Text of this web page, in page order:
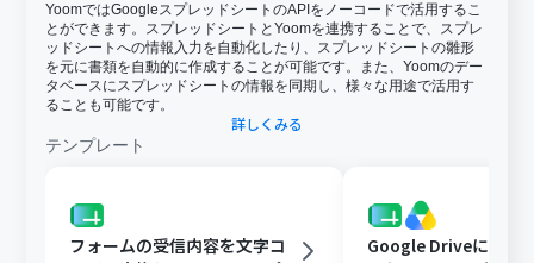
YoomではGoogleスプレッドシートのAPIをノーコードで活用するこ
とができます。スプレッドシートとYoomを連携することで、スプレ
ッドシートへの情報入力を自動化したり、スプレッドシートの雛形
を元に書類を自動的に作成することが可能です。また、Yoomのデー
タベースにスプレッドシートの情報を同期し、様々な用途で活用す
ることも可能です。
詳しくみる
テンプレート
フォームの受信内容を文字コ
Google Driveに文書